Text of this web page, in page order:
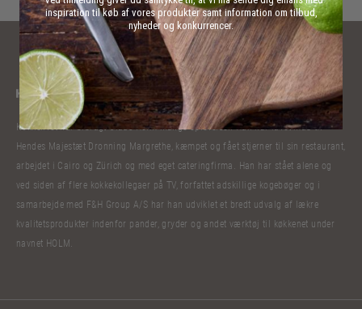
Kokkelivet har bibragt Claus Holm mange oplevelser. Han har lavet mad til
Hendes Majestæt Dronning Margrethe, kæmpet og fået stjerner til sin restaurant,
arbejdet i Cairo og Zürich og med eget cateringfirma. Han har stået alene og
ved siden af flere kokkekollegaer på TV, forfattet adskillige kogebøger og i
samarbejde med F&H Group A/S har han udviklet et bredt udvalg af lækre
kvalitetsprodukter indenfor pander, gryder og andet værktøj til køkkenet under
navnet HOLM.
inspiration til køb af vores produkter samt information om tilbud,
nyheder og konkurrencer.